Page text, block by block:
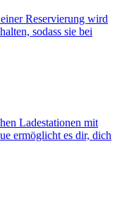
Reservierung wird
sodass sie bei
Ladestationen mit
ermöglicht es dir, dich